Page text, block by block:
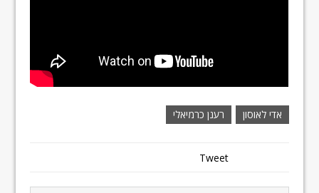
אדי לאוסון רענן כרמיאלי
Tweet